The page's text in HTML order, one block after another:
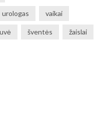
urologas vaikai
šventės žaislai